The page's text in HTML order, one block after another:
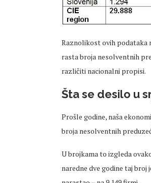
Raznolikost ovih podataka
rasta broja nesolventnih
različiti nacionalni propisi.
Šta se desilo u
Prošle godine, naša
broja nesolventnih
U brojkama to izgleda
naredne dve godine taj broj